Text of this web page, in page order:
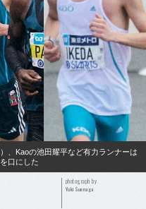
、Kaoの池田耀平など有力ランナーは
口にした
photograph by
Yuki Suenaga